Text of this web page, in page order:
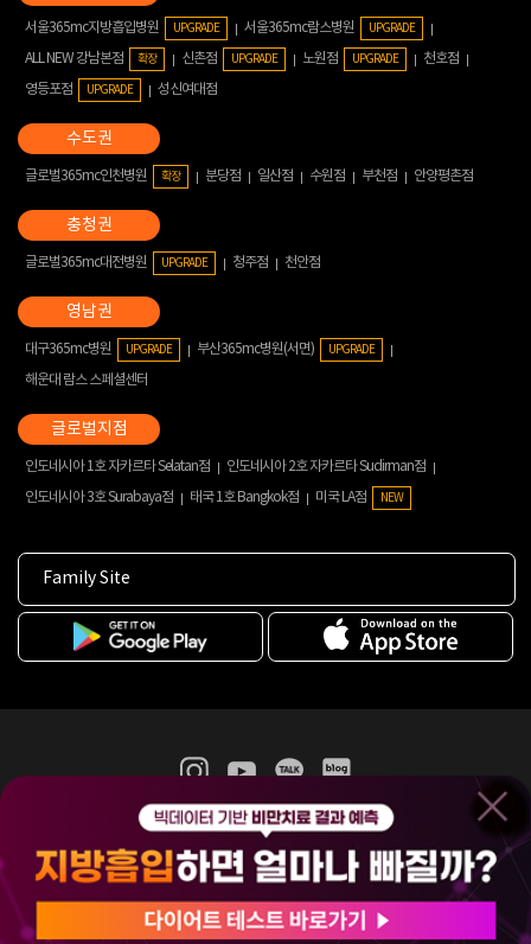
서울365mc지방흡입병원 UPGRADE 서울365mc람스병원 UPGRADE
ALL NEW 강남본점 확장 신촌점 UPGRADE 노원점 UPGRADE
천호점
영등포점
UPGRADE 성신여대점
글로벌365mc인천병원 확장 분당점 일산점 수원점 부천점 안양평촌점
글로벌365mc대전병원 UPGRADE 청주점 천안점
대구365mc병원 UPGRADE 부산365mc병원(서면) UPGRADE
해운대 람스 스페셜센터
인도네시아 1호 자카르타 Selatan점
인도네시아 2호 자카르타 Sudirman점
인도네시아 3호 Surabaya점
태국 1호 Bangkok점 미국 LA점 NEW
Family Site
365mc 병·의원 이용약관
홈페이지 이용약관
비급여진료수가
(주)365mcㅣ서울특별시 서초구 서초대로52길 7, 3~4층(서초동, 제일빌딩)
120-87-04354ㅣ김남철